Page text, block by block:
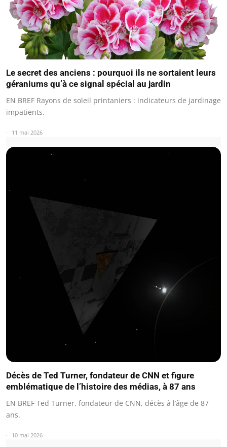
Le secret des anciens : pourquoi ils ne sortaient leurs
géraniums qu’à ce signal spécial au jardin
EN BREF Rayons de soleil printaniers : indicateurs de jardinage
impatients.
11 mai 2026
Décès de Ted Turner, fondateur de CNN et figure
emblématique de l’histoire des médias, à 87 ans
EN BREF Ted Turner, fondateur de CNN, décès à l’âge de 87
ans.
10 mai 2026